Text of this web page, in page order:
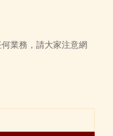
業務，請大家注意網